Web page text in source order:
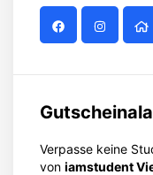
Verpasse keine
von iamstudent